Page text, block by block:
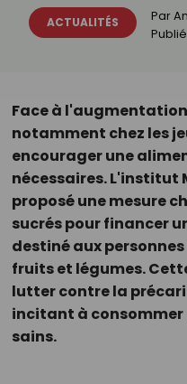
ACTUALITÉS Par
Face à
notamment chez les
encourager une
nécessaires. L'institut
proposé une mesure
sucrés pour financer
destiné aux
fruits et légumes.
lutter contre la
incitant à
sains.